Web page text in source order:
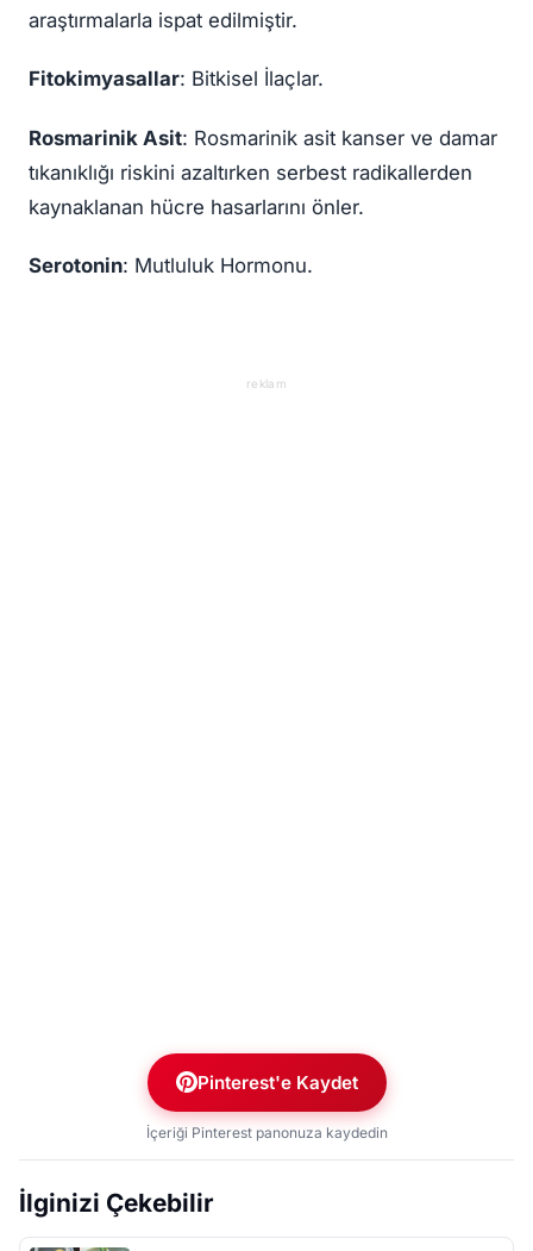
araştırmalarla ispat edilmiştir.
Fitokimyasallar: Bitkisel İlaçlar.
Rosmarinik Asit: Rosmarinik asit kanser ve damar
tıkanıklığı riskini azaltırken serbest radikallerden
kaynaklanan hücre hasarlarını önler.
Serotonin: Mutluluk Hormonu.
reklam
Pinterest'e Kaydet
İçeriği Pinterest panonuza kaydedin
İlginizi Çekebilir